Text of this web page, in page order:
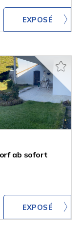
ab sofort